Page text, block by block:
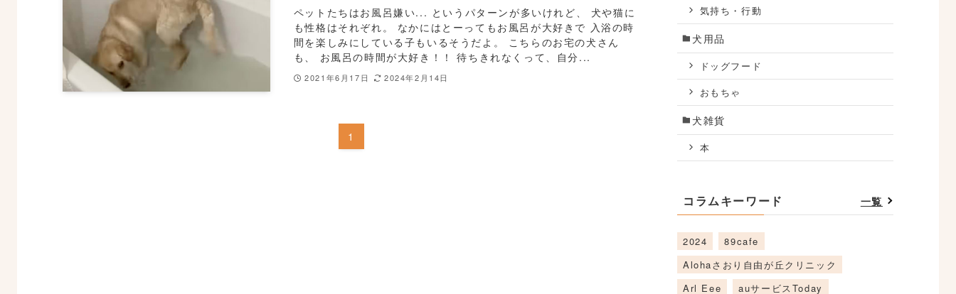
ペットたちはお風呂嫌い... というパターンが多いけれど、 犬や猫に
も性格はそれぞれ。 なかにはとーってもお風呂が大好きで 入浴の時
間を楽しみにしている子もいるそうだよ。 こちらのお宅の犬さん
も、 お風呂の時間が大好き！！ 待ちきれなくって、自分...
2021年6月17日 2024年2月14日
1
気持ち・行動
犬用品
ドッグフード
おもちゃ
犬雑貨
本
コラムキーワード 一覧
2024
89cafe
Alohaさおり自由が丘クリニック
Arl Eee
auサービスToday